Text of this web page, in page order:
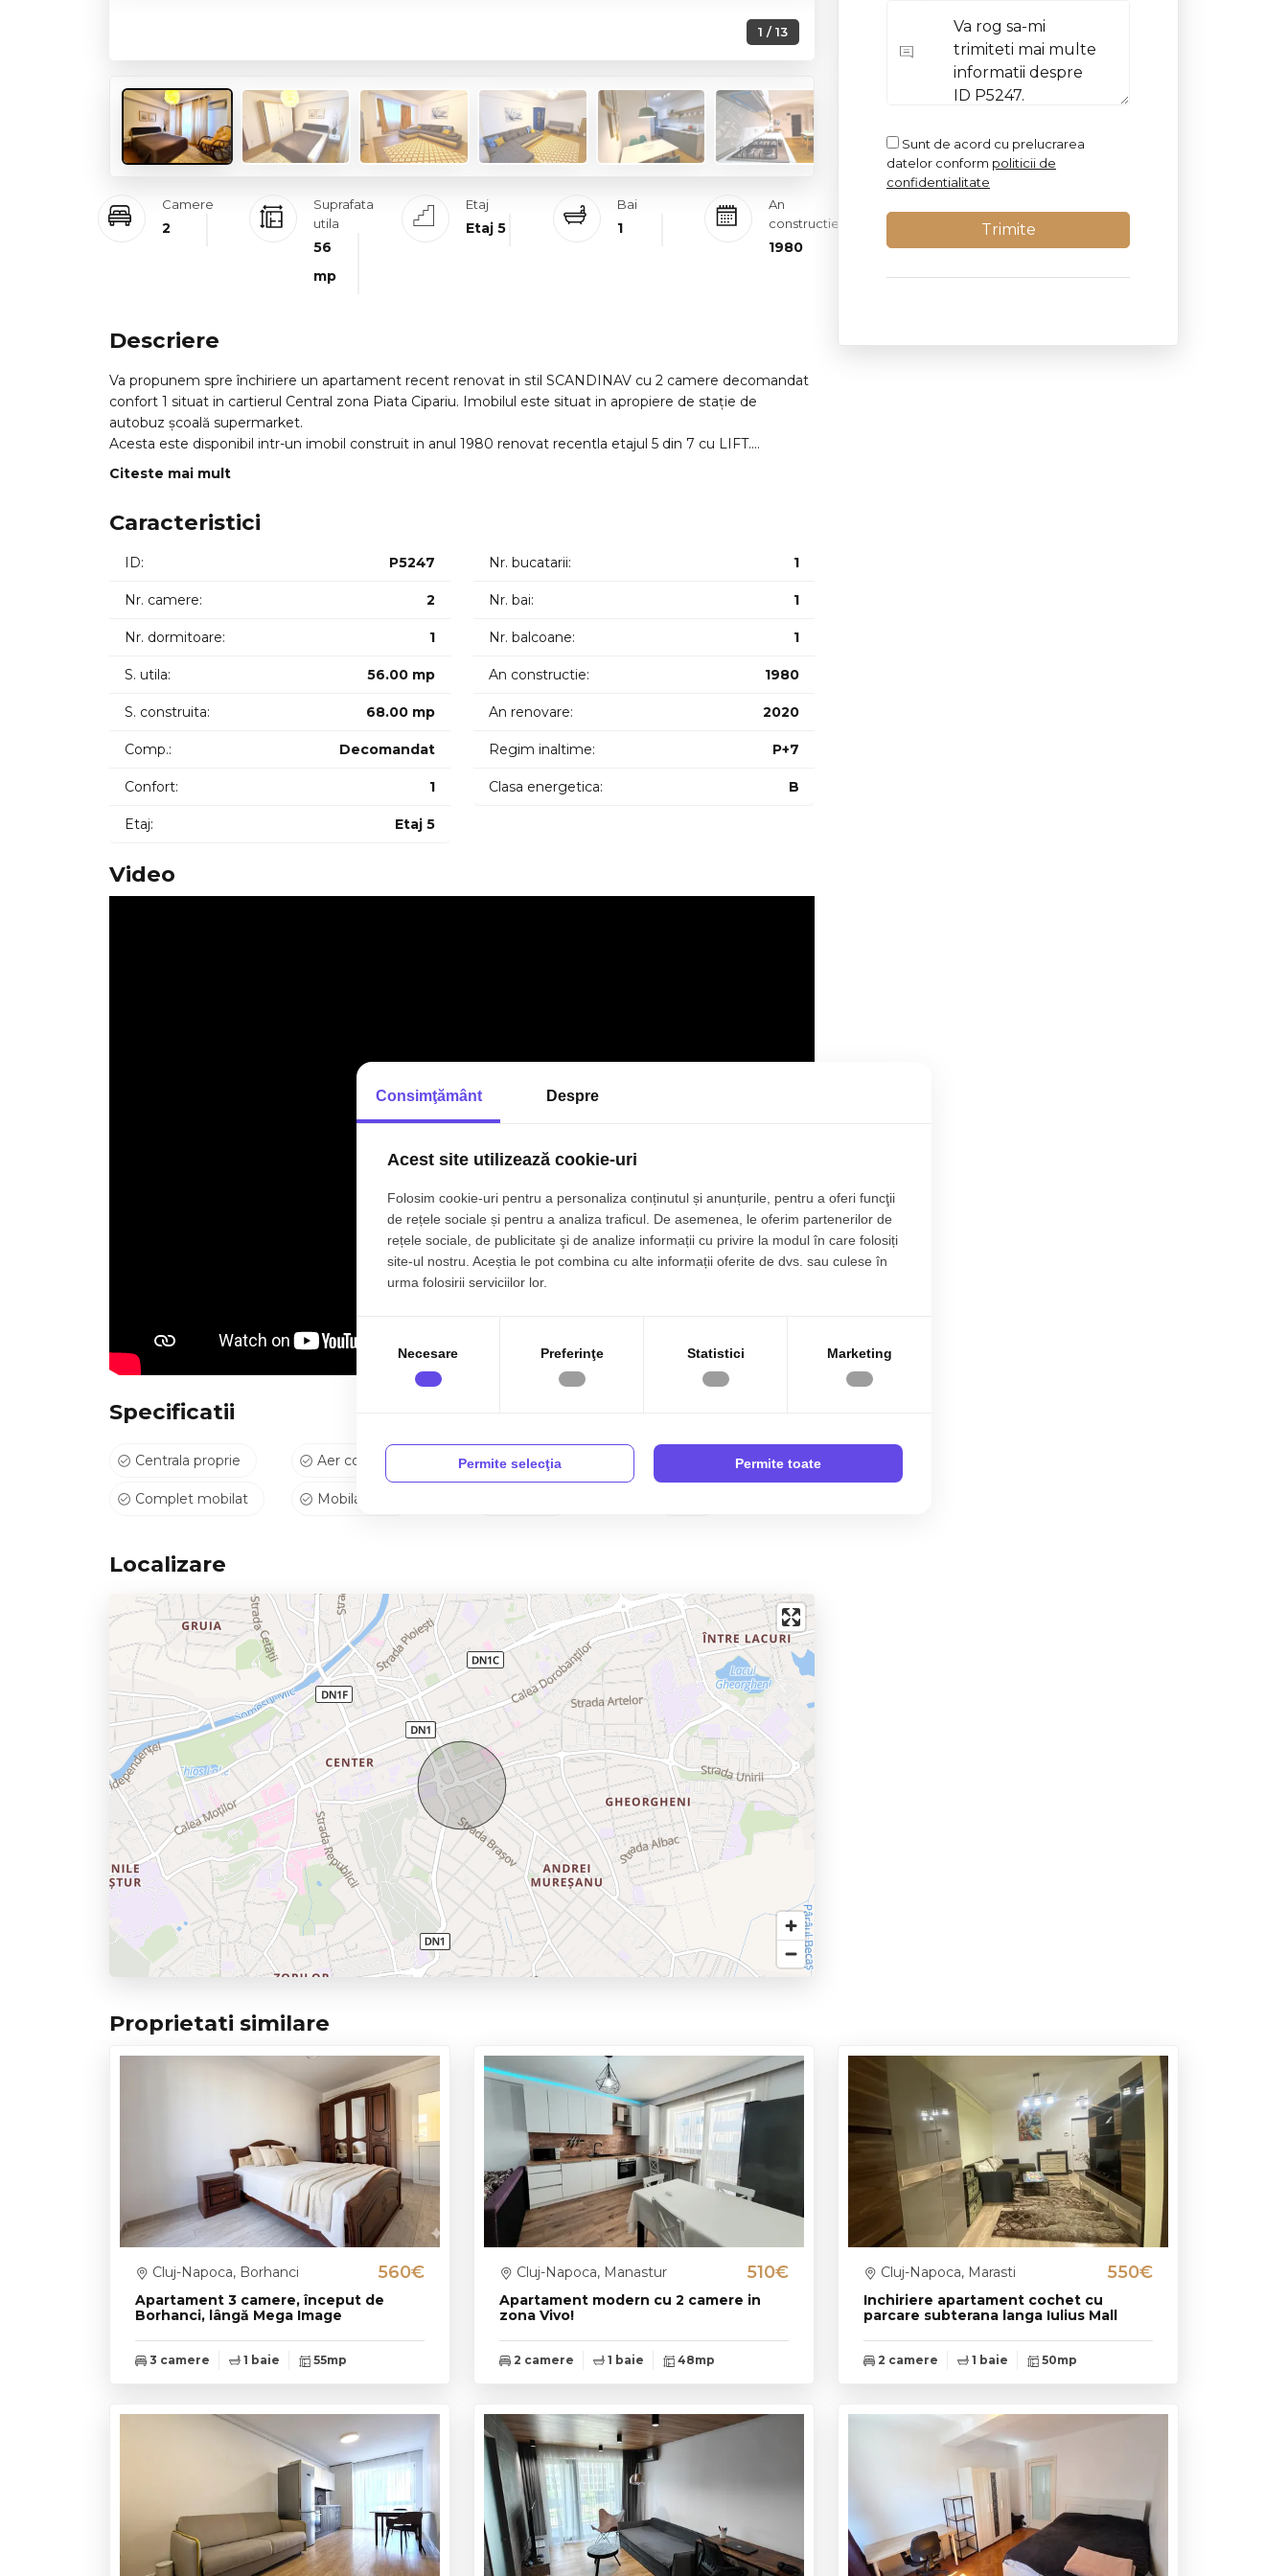
1 / 13
Camere
2
Suprafata
utila
56
mp
Etaj
Etaj 5
Bai
1
An
constructie
1980
Descriere
Va propunem spre închiriere un apartament recent renovat in stil SCANDINAV cu 2 camere decomandat
confort 1 situat in cartierul Central zona Piata Cipariu. Imobilul este situat in apropiere de stație de
autobuz școală supermarket.
Acesta este disponibil intr-un imobil construit in anul 1980 renovat recentla etajul 5 din 7 cu LIFT.
Are o suprafata utila de 56 mp si este compartimentat astfel: dormitor bucatarie living baie balcon inchis.
Prețul este fix nu se mai negociază.
Citeste mai mult
Caracteristici
ID: P5247
Nr. camere: 2
Nr. dormitoare: 1
S. utila: 56.00 mp
S. construita: 68.00 mp
Comp.: Decomandat
Confort: 1
Etaj: Etaj 5
Nr. bucatarii: 1
Nr. bai: 1
Nr. balcoane: 1
An constructie: 1980
An renovare: 2020
Regim inaltime: P+7
Clasa energetica: B
Video
Specificatii
Centrala proprie Aer conditionat Bucatarie Mobilata Bucatarie Utilata
Complet mobilat Mobilat Lux
Localizare
Sunt de acord cu prelucrarea
datelor conform politicii de
confidentialitate
Proprietati similare
Apartament 3 camere, început de
Borhanci, lângă Mega Image
Cluj-Napoca, Borhanci 560€
3 camere 1 baie 55mp
Apartament modern cu 2 camere in
zona Vivo!
Cluj-Napoca, Manastur 510€
2 camere 1 baie 48mp
Inchiriere apartament cochet cu
parcare subterana langa Iulius Mall
Cluj-Napoca, Marasti 550€
2 camere 1 baie 50mp
Consimţământ Despre
Acest site utilizează cookie-uri
Folosim cookie-uri pentru a personaliza conținutul și anunțurile, pentru a oferi funcţii
de rețele sociale și pentru a analiza traficul. De asemenea, le oferim partenerilor de
rețele sociale, de publicitate şi de analize informații cu privire la modul în care folosiți
site-ul nostru. Aceștia le pot combina cu alte informații oferite de dvs. sau culese în
urma folosirii serviciilor lor.
Necesare Preferinţe Statistici Marketing
Permite selecţia Permite toate